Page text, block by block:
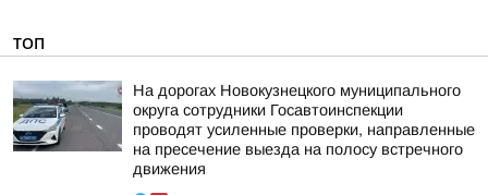
ТОП
На дорогах Новокузнецкого муниципального
округа сотрудники Госавтоинспекции
проводят усиленные проверки, направленные
на пресечение выезда на полосу встречного
движения